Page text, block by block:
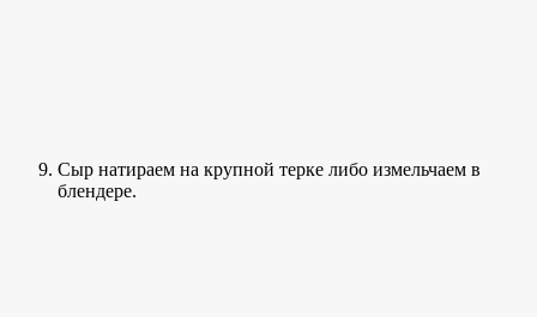
Сыр натираем на крупной терке либо измельчаем в
блендере.